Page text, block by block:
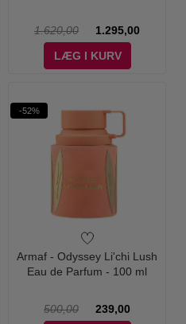
1.620,00
1.295,00
LÆG I KURV
-52%
Armaf - Odyssey Li'chi Lush
Eau de Parfum - 100 ml
500,00
239,00